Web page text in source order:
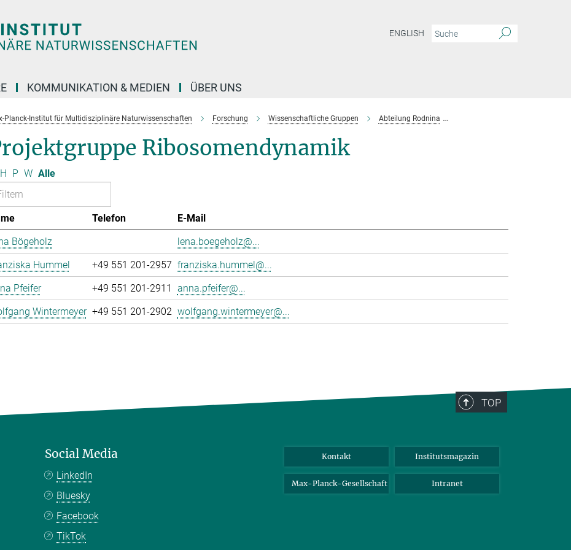
ENGLISH
KOMMUNIKATION & MEDIEN ÜBER UNS
Planck-Institut für Multidisziplinäre Naturwissenschaften Forschung Wissenschaftliche Gruppen Abteilung Rodnina
Ribosomendynamik
H P W Alle
Telefon
E-Mail
Bögeholz
lena.boegeholz@...
Hummel
+49 551 201-2957 franziska.hummel@...
Pfeifer
+49 551 201-2911
anna.pfeifer@...
Wintermeyer +49 551 201-2902 wolfgang.wintermeyer@...
TOP
Social Media
LinkedIn
Bluesky
Facebook
TikTok
Kontakt Institutsmagazin
Max-Planck-Gesellschaft Intranet